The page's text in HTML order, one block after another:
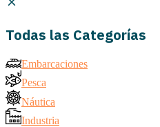
Todas las Categorías
Embarcaciones
Pesca
Náutica
Industria